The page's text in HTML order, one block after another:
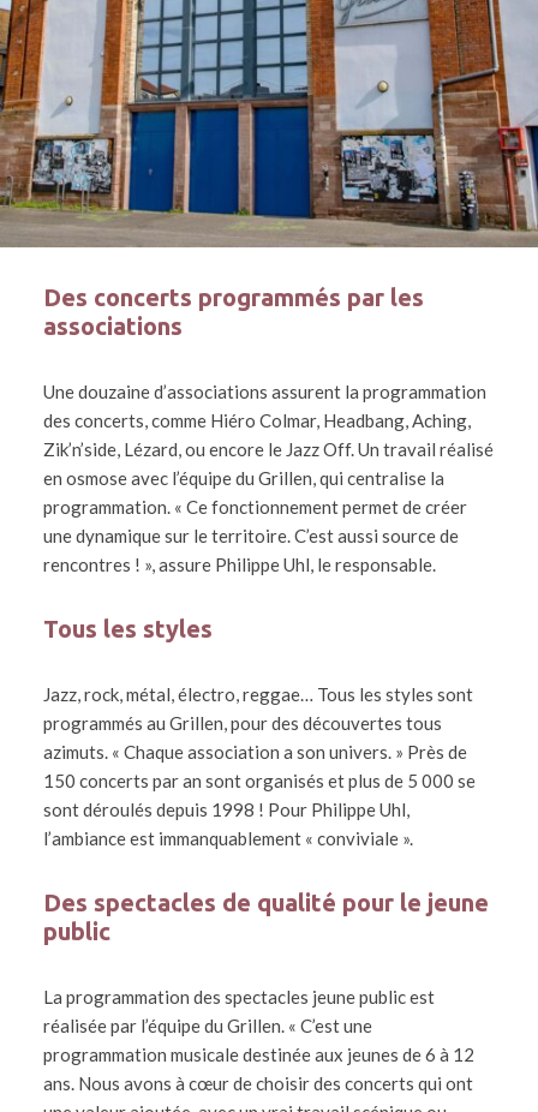
Des concerts programmés par les
associations
Une douzaine d’associations assurent la programmation
des concerts, comme Hiéro Colmar, Headbang, Aching,
Zik’n’side, Lézard, ou encore le Jazz Off. Un travail réalisé
en osmose avec l’équipe du Grillen, qui centralise la
programmation. « Ce fonctionnement permet de créer
une dynamique sur le territoire. C’est aussi source de
rencontres ! », assure Philippe Uhl, le responsable.
Tous les styles
Jazz, rock, métal, électro, reggae… Tous les styles sont
programmés au Grillen, pour des découvertes tous
azimuts. « Chaque association a son univers. » Près de
150 concerts par an sont organisés et plus de 5 000 se
sont déroulés depuis 1998 ! Pour Philippe Uhl,
l’ambiance est immanquablement « conviviale ».
Des spectacles de qualité pour le jeune
public
La programmation des spectacles jeune public est
réalisée par l’équipe du Grillen. « C’est une
programmation musicale destinée aux jeunes de 6 à 12
ans. Nous avons à cœur de choisir des concerts qui ont